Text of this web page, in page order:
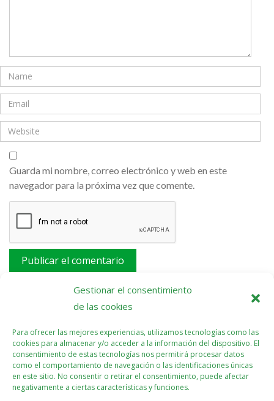
Gestionar el consentimiento
de las cookies
Para ofrecer las mejores experiencias, utilizamos tecnologías como las
cookies para almacenar y/o acceder a la información del dispositivo. El
consentimiento de estas tecnologías nos permitirá procesar datos
como el comportamiento de navegación o las identificaciones únicas
en este sitio. No consentir o retirar el consentimiento, puede afectar
negativamente a ciertas características y funciones.
Guarda mi nombre, correo electrónico y web en este
navegador para la próxima vez que comente.
Este sitio usa Akismet para reducir el spam.Aprende
cómo se procesan los datos de tus comentarios.